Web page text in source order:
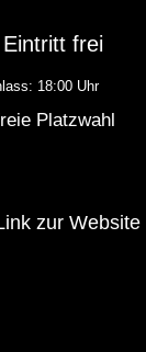
Eintritt frei
18:00 Uhr
Platzwahl
zur Website